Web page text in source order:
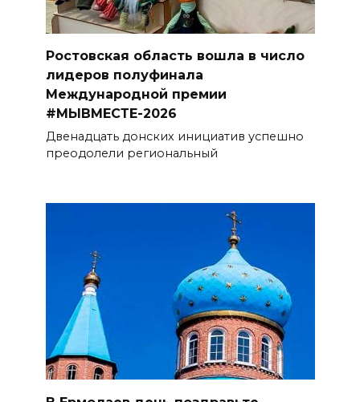
Ростовская область вошла в число
лидеров полуфинала
Международной премии
#МЫВМЕСТЕ-2026
Двенадцать донских инициатив успешно
преодолели региональный